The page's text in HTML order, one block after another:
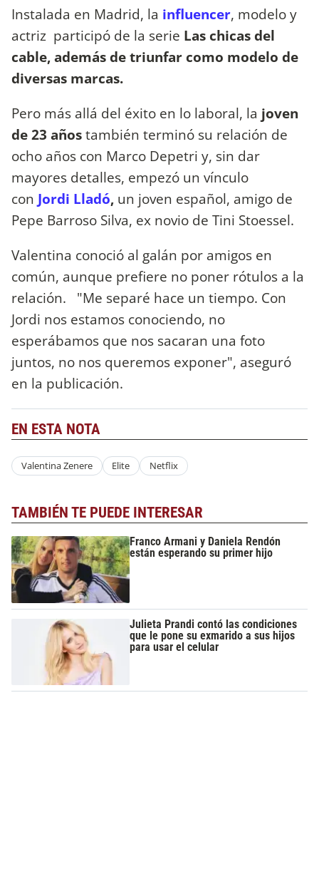
Instalada en Madrid, la influencer, modelo y
actriz participó de la serie Las chicas del
cable, además de triunfar como modelo de
diversas marcas.
Pero más allá del éxito en lo laboral, la joven
de 23 añostambién terminó su relación de
ocho años con Marco Depetri y, sin dar
mayores detalles, empezó un vínculo
con Jordi Lladó, un joven español, amigo de
Pepe Barroso Silva, ex novio de Tini Stoessel.
Valentina conoció al galán por amigos en
común, aunque prefiere no poner rótulos a la
relación. "Me separé hace un tiempo. Con
Jordi nos estamos conociendo, no
esperábamos que nos sacaran una foto
juntos, no nos queremos exponer", aseguró
en la publicación.
EN ESTA NOTA
Valentina Zenere Elite Netflix
TAMBIÉN TE PUEDE INTERESAR
Franco Armani y Daniela Rendón
están esperando su primer hijo
Julieta Prandi contó las condiciones
que le pone su exmarido a sus hijos
para usar el celular